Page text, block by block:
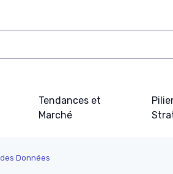
Tendances et
Marché
Données